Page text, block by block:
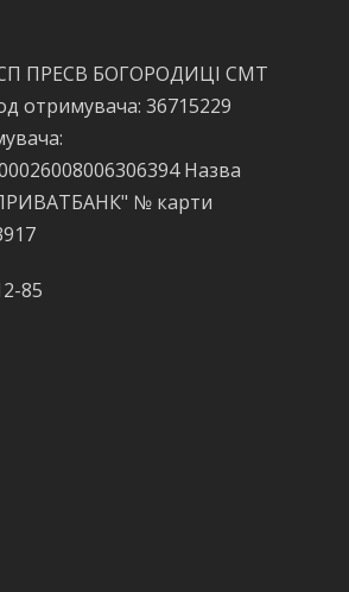
ПРЕСВ БОГОРОДИЦІ СМТ
36715229
Назва
№ карти
85